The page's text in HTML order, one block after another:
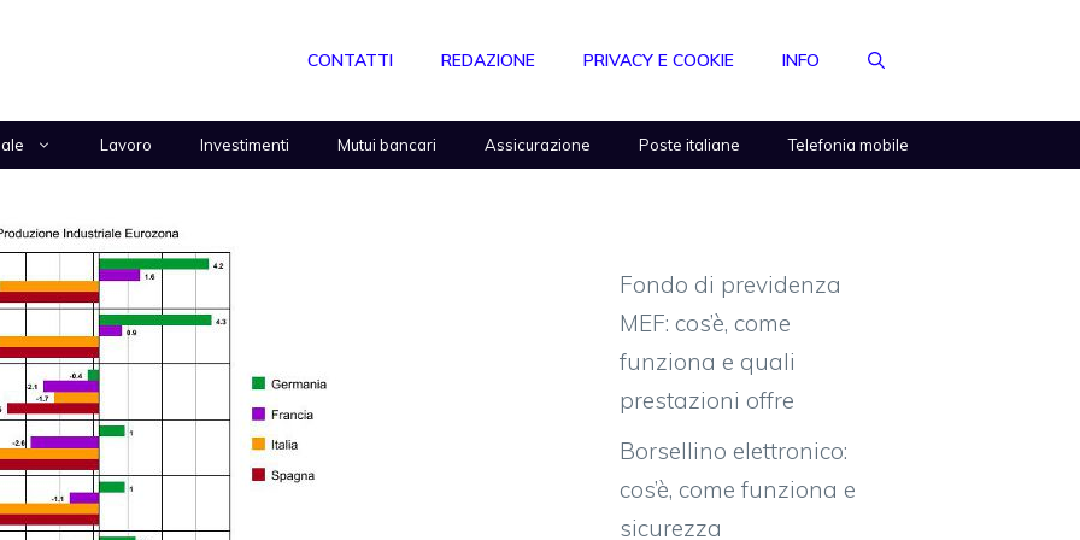
CONTATTI REDAZIONE PRIVACY E COOKIE INFO
Lavoro Investimenti Mutui bancari Assicurazione Poste italiane Telefonia mobile
Fondo di previdenza
MEF: cos’è, come
funziona e quali
prestazioni offre
Borsellino elettronico:
cos’è, come funziona e
sicurezza